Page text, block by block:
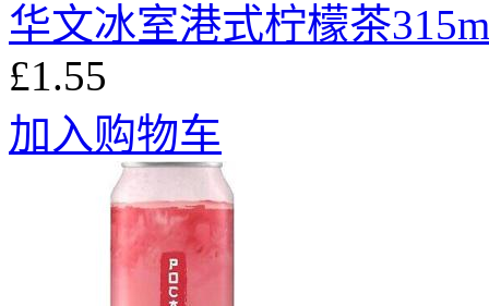
华文冰室港式柠檬茶
£1.55
加入购物车